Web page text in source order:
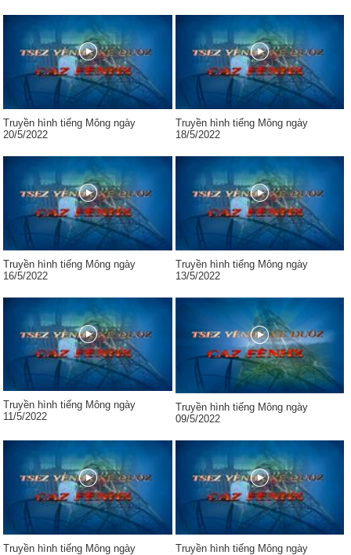
Truyền hình tiếng Mông ngày
20/5/2022
Truyền hình tiếng Mông ngày
18/5/2022
Truyền hình tiếng Mông ngày
16/5/2022
Truyền hình tiếng Mông ngày
13/5/2022
Truyền hình tiếng Mông ngày
11/5/2022
Truyền hình tiếng Mông ngày
09/5/2022
Truyền hình tiếng Mông ngày
Truyền hình tiếng Mông ngày